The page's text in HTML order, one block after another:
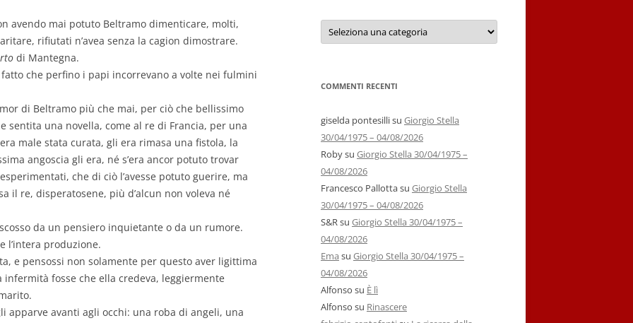
avendo mai potuto Beltramo dimenticare, molti,
rifiutati n’avea senza la cagion dimostrare.
di Mantegna.
che perfino i papi incorrevano a volte nei fulmini
di Beltramo più che mai, per ciò che bellissimo
sentita una novella, come al re di Francia, per una
male stata curata, gli era rimasa una fistola, la
angoscia gli era, né s’era ancor potuto trovar
che di ciò l’avesse potuto guerire, ma
il re, disperatosene, più d’alcun non voleva né
scosso da un pensiero inquietante o da un rumore.
l’intera produzione.
e pensossi non solamente per questo aver ligittima
infermità fosse che ella credeva, leggiermente
apparve avanti agli occhi: una roba di angeli, una
Categorie
autori
COMMENTI RECENTI
giselda pontesillisu Giorgio Stella
30/04/1975 – 04/08/2026
Robysu Giorgio Stella 30/04/1975 –
04/08/2026
Francesco Pallottasu Giorgio Stella
30/04/1975 – 04/08/2026
S&Rsu Giorgio Stella 30/04/1975 –
04/08/2026
Ema su Giorgio Stella 30/04/1975 –
04/08/2026
Alfonso su È lì
Alfonso su Rinascere